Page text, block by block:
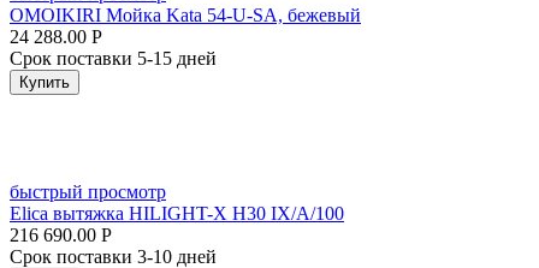
OMOIKIRI Мойка Kata 54-U-SA, бежевый
24 288.00 Р
Срок поставки 5-15 дней
Купить
быстрый просмотр
Elica вытяжка HILIGHT-X H30 IX/A/100
216 690.00 Р
Срок поставки 3-10 дней